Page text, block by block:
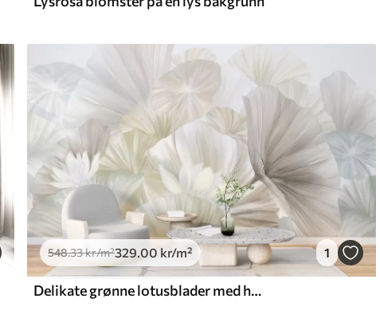
548.33kr/m²329 .00 kr/m² 1
Delikate grønne lotusblader med hvite blomster med myke, fjærlette kronblader arrangert i en naturlig kunstkomposisjon